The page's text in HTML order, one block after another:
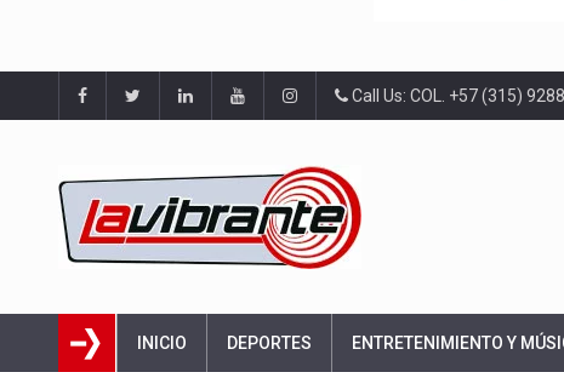
Call Us: COL. +57 (315)
INICIO DEPORTES ENTRETENIMIENTO Y